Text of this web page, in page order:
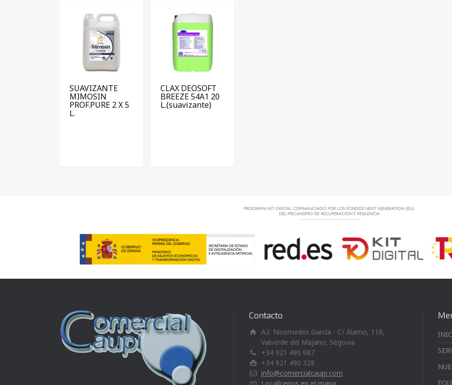
SUAVIZANTE
MIMOSIN
PROF.PURE 2 X 5
L.
CLAX DEOSOFT
BREEZE 54A1 20
L.(suavizante)
Contacto
A.I. Nicomedes García - C/ Álamo, 118,
Valverde del Majano, Segovia
+34 921 490 987
+34 921 490 328
info@comercialcaupi.com
Localícenos en el mapa